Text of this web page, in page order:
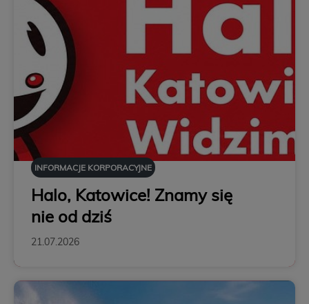
INFORMACJE KORPORACYJNE
Halo, Katowice! Znamy się
nie od dziś
21.07.2026